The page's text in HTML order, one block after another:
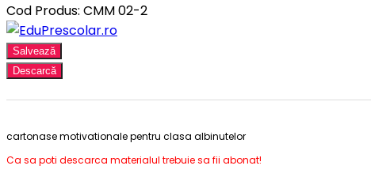
Cod Produs: CMM 02-2
Salvează
Descarcă
cartonase motivationale pentru clasa albinutelor
Ca sa poti descarca materialul trebuie sa fii abonat!